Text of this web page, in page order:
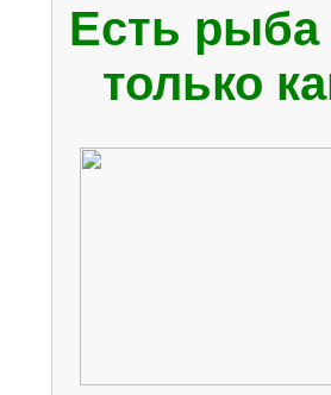
Есть
только